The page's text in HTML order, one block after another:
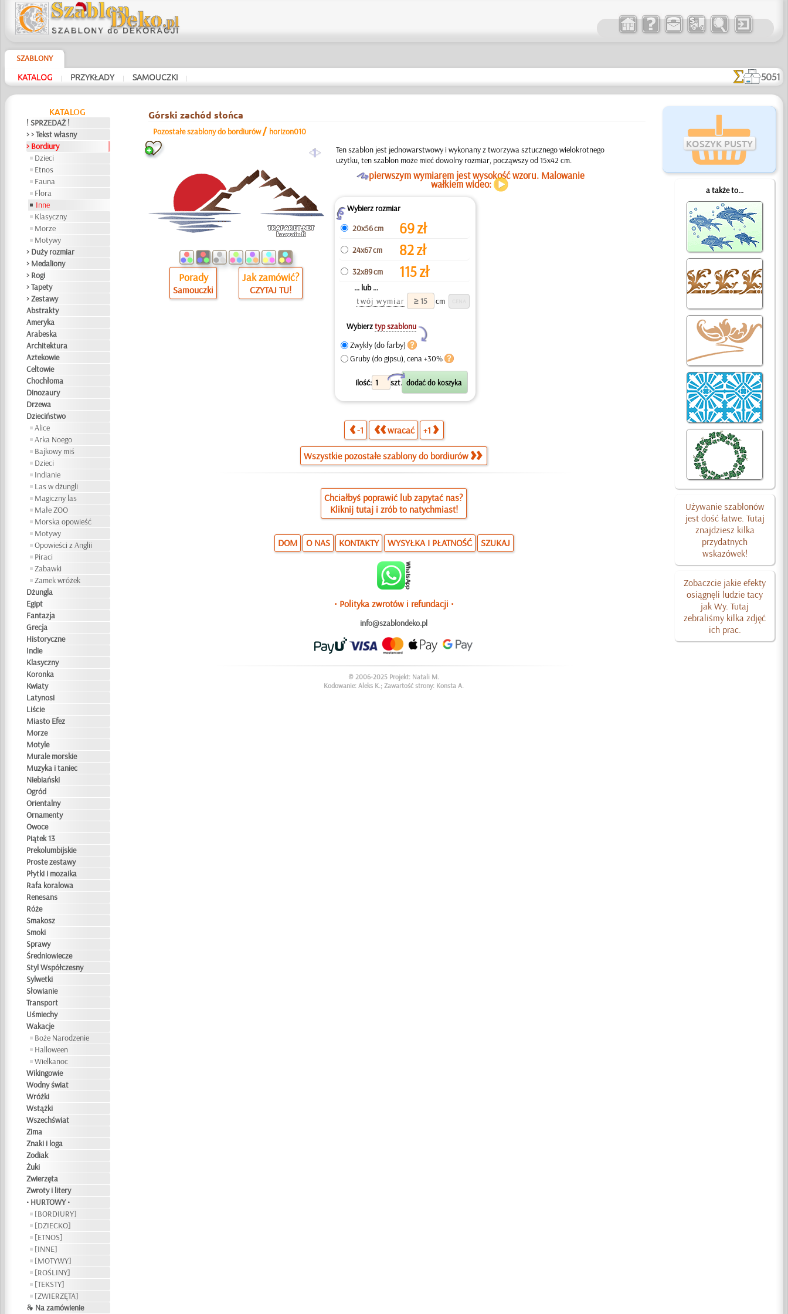
SZABLONY
KATALOG | PRZYKŁADY | SAMOUCZKI | 5051
KATALOG
! SPRZEDAŻ !
> > Tekst własny
> Bordiury
Dzieci
Etnos
Fauna
Flora
Inne
Klasyczny
Morze
Motywy
> Duży rozmiar
> Medaliony
> Rogi
> Tapety
> Zestawy
Abstrakty
Ameryka
Arabeska
Architektura
Aztekowie
Celtowie
Chochłoma
Dinozaury
Drzewa
Dzieciństwo
Alice
Arka Noego
Bajkowy miś
Dzieci
Indianie
Las w dżungli
Magiczny las
Małe ZOO
Morska opowieść
Motywy
Opowieści z Anglii
Piraci
Zabawki
Zamek wróżek
Dżungla
Egipt
Fantazja
Grecja
Historyczne
Indie
Klasyczny
Koronka
Kwiaty
Latynosi
Liście
Miasto Efez
Morze
Motyle
Murale morskie
Muzyka i taniec
Niebiański
Ogród
Orientalny
Ornamenty
Owoce
Piątek 13
Prekolumbijskie
Proste zestawy
Płytki i mozaika
Rafa koralowa
Renesans
Róże
Smakosz
Smoki
Sprawy
Średniowiecze
Styl Współczesny
Sylwetki
Słowianie
Transport
Uśmiechy
Wakacje
Boże Narodzenie
Halloween
Wielkanoc
Wikingowie
Wodny świat
Wróżki
Wstążki
Wszechświat
Zima
Znaki i loga
Zodiak
Żuki
Zwierzęta
Zwroty i litery
• HURTOWY •
[BORDIURY]
[DZIECKO]
[ETNOS]
[INNE]
[MOTYWY]
[ROŚLINY]
[TEKSTY]
[ZWIERZĘTA]
❧ Na zamówienie
KOSZYK PUSTY
a także to...
Używanie szablonów
jest dość łatwe. Tutaj
znajdziesz kilka
przydatnych
wskazówek!
Zobaczcie jakie efekty
osiągnęli ludzie tacy
jak Wy. Tutaj
zebraliśmy kilka zdjęć
ich prac.
Górski zachód słońca
Pozostałe szablony do bordiurów / horizon010
a
Porady
Samouczki
Jak zamówić?
CZYTAJ TU!
Ten szablon jest jednowarstwowy i wykonany z tworzywa sztucznego wielokrotnego
użytku, ten szablon może mieć dowolny rozmiar, począwszy od 15x42 cm.
Opierwszym wymiarem jest wysokość wzoru. Malowanie
wałkiem wideo:
ZWybierz rozmiar
20x56 cm
69zł
24x67 cm 82zł
32x89 cm 115zł
... lub ...
twój wymiar
cm
Wybierztyp szablonu
Y
Zwykły (do farby)
Gruby (do gipsu), cena +30%
ilość: szt.
X
-1 wracać +1
Wszystkie pozostałe szablony do bordiurów
Chciałbyś poprawić lub zapytać nas?
Kliknij tutaj i zrób to natychmiast!
DOM O NAS KONTAKTY WYSYŁKA I PŁATNOŚĆ SZUKAJ
• Polityka zwrotów i refundacji •
info@szablondeko.pl
© 2006-2025 Projekt: Natali M.
Kodowanie: Aleks K.; Zawartość strony: Konsta A.